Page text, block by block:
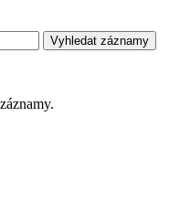
Vyhledat záznamy